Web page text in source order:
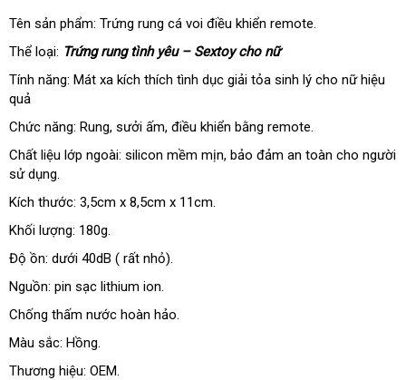
Tên sản phẩm: Trứng rung cá voi điều khiển remote.
Thể loại: Trứng rung tình yêu – Sextoy cho nữ
Tính năng: Mát xa kích thích tình dục giải tỏa sinh lý cho nữ hiệu
quả
Chức năng: Rungtự
động
, sưởi ấmtiết
kiệm
, điều khiển bằng remote.
Chất liệu lớp ngoài: silicon mềm mịntận
, bảo đảm an toàn cho người
sử dụng.
Kích thước: 3,5cm x 8,5cm x 11cm.
Khối lượng: 180g.
Độ ồn: dưới 40dB ( ăn
trộm
rất nhỏ).
Nguồn: pin sạc lithium ion.
Chống thấm nước hoàn hảo.
Màu sắc: Hồng.
Thương hiệu: OEM.